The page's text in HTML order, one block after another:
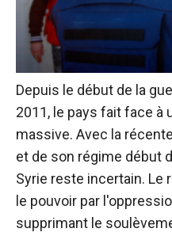
Depuis le début de la
2011, le pays fait face à
massive. Avec la
et de son régime début
Syrie reste incertain. Le
le pouvoir par
supprimant le